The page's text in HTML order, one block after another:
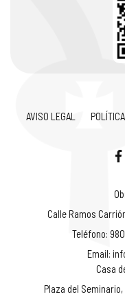
AVISO LEGAL
Calle Ramos
Teléfono:
Email:
Casa
Plaza del Seminario,